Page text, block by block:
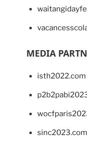
MEDIA
isth2022.com
sinc2023.com